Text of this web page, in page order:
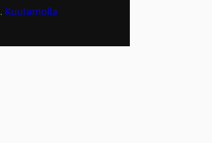
Kuutamolla